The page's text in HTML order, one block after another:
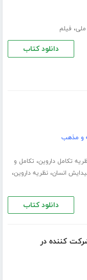
ملی، فیلم
دانلود کتاب
و مذهب
تکامل داروین، تکامل و
انسان،نظریه داروین،
دانلود کتاب
کننده در